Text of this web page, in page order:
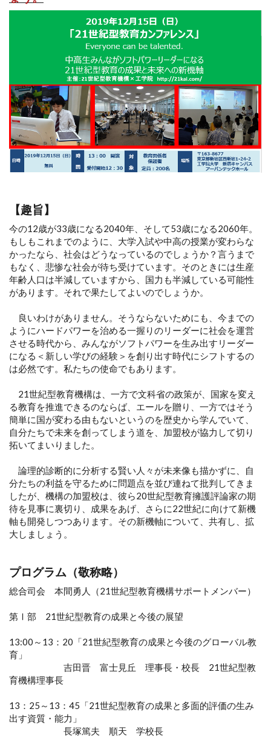
【趣旨】
今の12歳が33歳になる2040年、そして53歳になる2060年。
もしもこれまでのように、大学入試や中高の授業が変わらな
かったなら、社会はどうなっているのでしょうか？言うまで
もなく、悲惨な社会が待ち受けています。そのときには生産
年齢人口は半減していますから、国力も半減している可能性
があります。それで果たしてよいのでしょうか。
良いわけがありません。そうならないためにも、今までの
ようにハードパワーを治める一握りのリーダーに社会を運営
させる時代から、みんながソフトパワーを生み出すリーダー
になる＜新しい学びの経験＞を創り出す時代にシフトするの
は必然です。私たちの使命でもあります。
21世紀型教育機構は、一方で文科省の政策が、国家を変え
る教育を推進できるのならば、エールを贈り、一方ではそう
簡単に国が変わる由もないというのを歴史から学んでいて、
自分たちで未来を創ってしまう道を、加盟校が協力して切り
拓いてまいりました。
論理的診断的に分析する賢い人々が未来像も描かずに、自
分たちの利益を守るために問題点を並び連ねて批判してきま
したが、機構の加盟校は、彼ら20世紀型教育擁護評論家の期
待を見事に裏切り、成果をあげ、さらに22世紀に向けて新機
軸も開発しつつあります。その新機軸について、共有し、拡
大しましょう。
プログラム（敬称略）
総合司会 本間勇人（21世紀型教育機構サポートメンバー）
第Ⅰ部 21世紀型教育の成果と今後の展望
13:00～13：20「21世紀型教育の成果と今後のグローバル教
育」
吉田晋 富士見丘 理事長・校長 21世紀型教
育機構理事長
13：25～13：45「21世紀型教育の成果と多面的評価の生み
出す資質・能力」
長塚篤夫 順天 学校長